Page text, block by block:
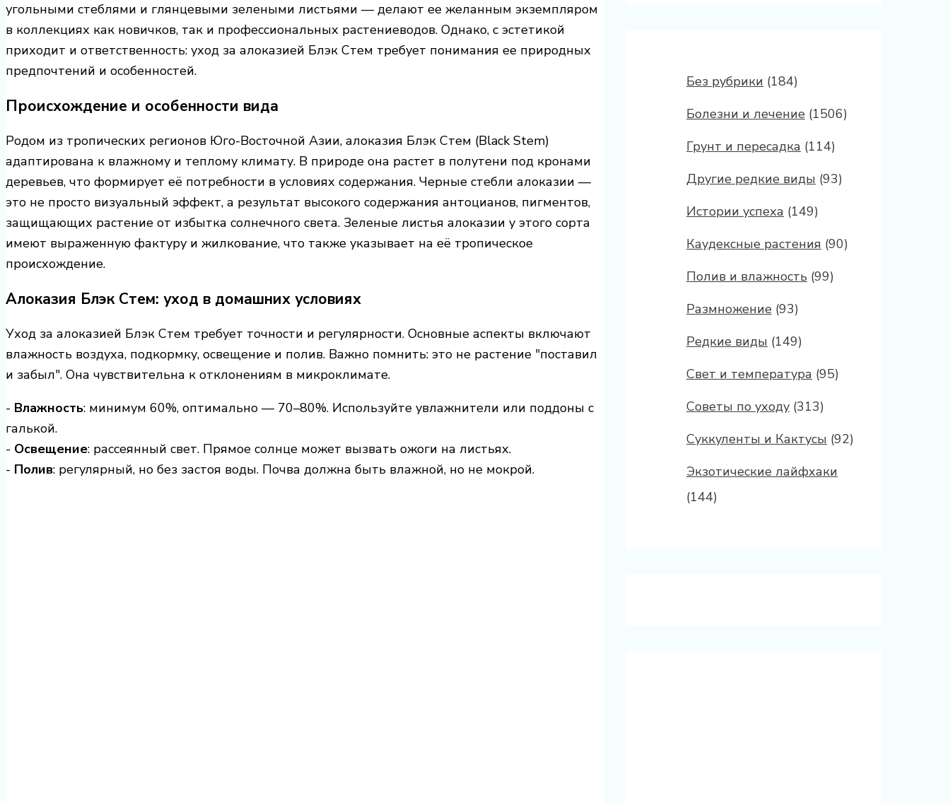
угольными стеблями и глянцевыми зелеными листьями — делают ее желанным экземпляром
в коллекциях как новичков, так и профессиональных растениеводов. Однако, с эстетикой
приходит и ответственность: уход за алоказией Блэк Стем требует понимания ее природных
предпочтений и особенностей.
Происхождение и особенности вида
Родом из тропических регионов Юго-Восточной Азии, алоказия Блэк Стем (Black Stem)
адаптирована к влажному и теплому климату. В природе она растет в полутени под кронами
деревьев, что формирует её потребности в условиях содержания. Черные стебли алоказии —
это не просто визуальный эффект, а результат высокого содержания антоцианов, пигментов,
защищающих растение от избытка солнечного света. Зеленые листья алоказии у этого сорта
имеют выраженную фактуру и жилкование, что также указывает на её тропическое
происхождение.
Алоказия Блэк Стем: уход в домашних условиях
Уход за алоказией Блэк Стем требует точности и регулярности. Основные аспекты включают
влажность воздуха, подкормку, освещение и полив. Важно помнить: это не растение "поставил
и забыл". Она чувствительна к отклонениям в микроклимате.
- Влажность: минимум 60%, оптимально — 70–80%. Используйте увлажнители или поддоны с
галькой.
- Освещение: рассеянный свет. Прямое солнце может вызвать ожоги на листьях.
- Полив: регулярный, но без застоя воды. Почва должна быть влажной, но не мокрой.
Без рубрики (184)
Болезни и лечение (1506)
Грунт и пересадка (114)
Другие редкие виды (93)
Истории успеха (149)
Каудексные растения (90)
Полив и влажность (99)
Размножение (93)
Редкие виды (149)
Свет и температура (95)
Советы по уходу (313)
Суккуленты и Кактусы (92)
Экзотические лайфхаки
(144)